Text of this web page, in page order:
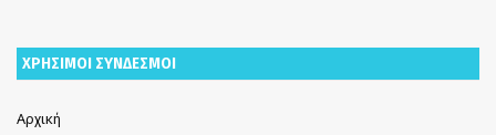
ΧΡΗΣΙΜΟΙ ΣΥΝΔΕΣΜΟΙ
Αρχική